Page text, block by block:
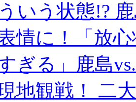
いう状態!?
情に！「放
すぎる」鹿島
地観戦！ 二